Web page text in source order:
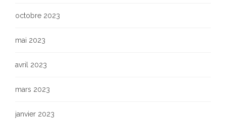
octobre 2023
mai 2023
avril 2023
mars 2023
janvier 2023